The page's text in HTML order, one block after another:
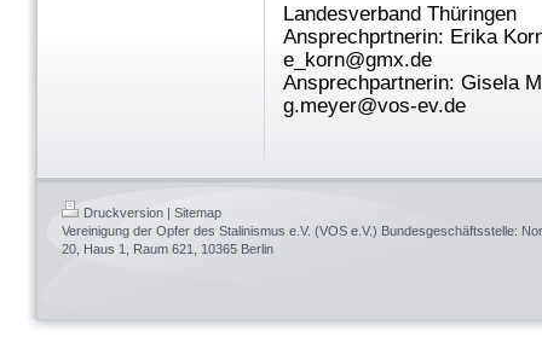
Landesverband Thüringen
Ansprechprtnerin: Erika
e_korn@gmx.de
Ansprechpartnerin: Gisela
g.meyer@vos-ev.de
Druckversion | Sitemap
Vereinigung der Opfer des Stalinismus e.V. (VOS e.V.) Bundesgeschäftsstelle:
20, Haus 1, Raum 621, 10365 Berlin